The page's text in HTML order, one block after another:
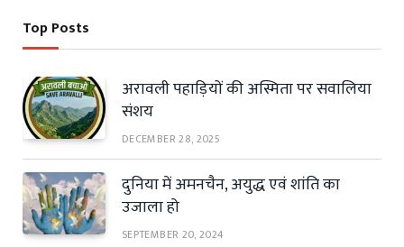
Top Posts
अरावली पहाड़ियों की अस्मिता पर सवालिया
संशय
DECEMBER 28, 2025
दुनिया में अमनचैन, अयुद्ध एवं शांति का
उजाला हो
SEPTEMBER 20, 2024